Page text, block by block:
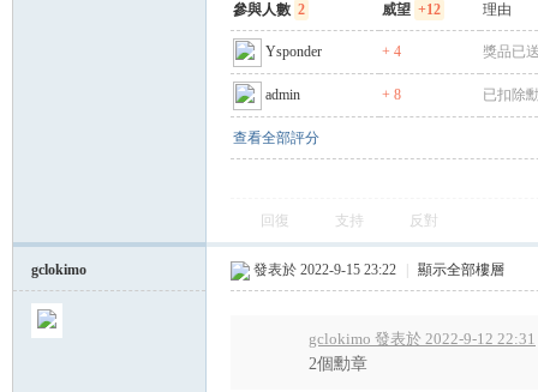
參與人數 2 威望 +12 理由
Ysponder + 4 獎品已
admin + 8 已扣除
查看全部評分
回復 支持 反對
gclokimo 發表於 2022-9-15 23:22 顯示全部樓層
gclokimo 發表於 2022-9-12 22:31
2個勳章